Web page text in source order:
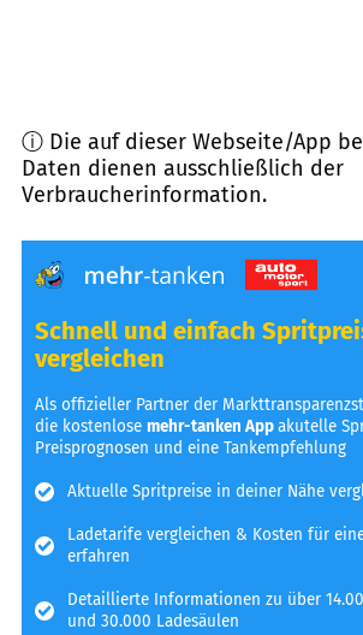
ⓘ Die auf dieser Webseite/App
Daten dienen ausschließlich der
Verbraucherinformation.
Schnell und einfach
vergleichen
Als offizieller Partner der
die kostenlosemehr-tanken Appakutelle
Preisprognosen und eine Tankempfehlung
Aktuelle Spritpreise in deiner Nähe
Ladetarife vergleichen & Kosten für
erfahren
Detaillierte Informationen zu über
und 30.000 Ladesäulen